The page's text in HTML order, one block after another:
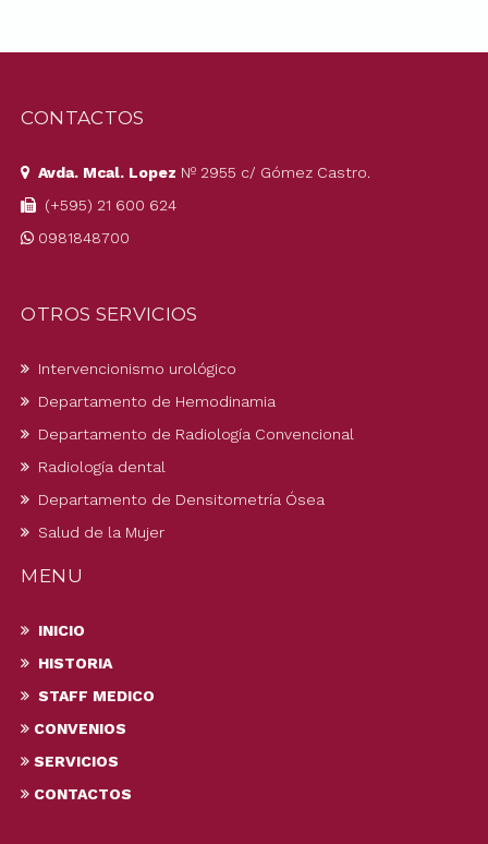
CONTACTOS
Avda. Mcal. Lopez Nº 2955 c/ Gómez Castro.
(+595) 21 600 624
0981848700
OTROS SERVICIOS
Intervencionismo urológico
Departamento de Hemodinamia
Departamento de Radiología Convencional
Radiología dental
Departamento de Densitometría Ósea
Salud de la Mujer
MENU
INICIO
HISTORIA
STAFF MEDICO
CONVENIOS
SERVICIOS
CONTACTOS